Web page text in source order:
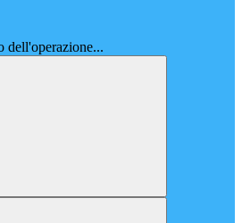
dell'operazione...